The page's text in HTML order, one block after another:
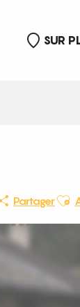
SUR
Partager